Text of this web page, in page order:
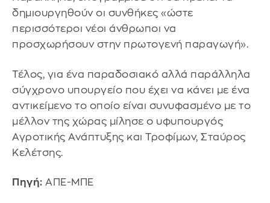
δημιουργηθούν οι συνθήκες «ώστε
περισσότεροι νέοι άνθρωποι να
προσχωρήσουν στην πρωτογενή παραγωγή».
Τέλος, για ένα παραδοσιακό αλλά παράλληλα
σύγχρονο υπουργείο που έχει να κάνει με ένα
αντικείμενο το οποίο είναι συνυφασμένο με το
μέλλον της χώρας μίλησε ο υφυπουργός
Αγροτικής Ανάπτυξης και Τροφίμων, Σταύρος
Κελέτσης.
Πηγή: ΑΠΕ-ΜΠΕ